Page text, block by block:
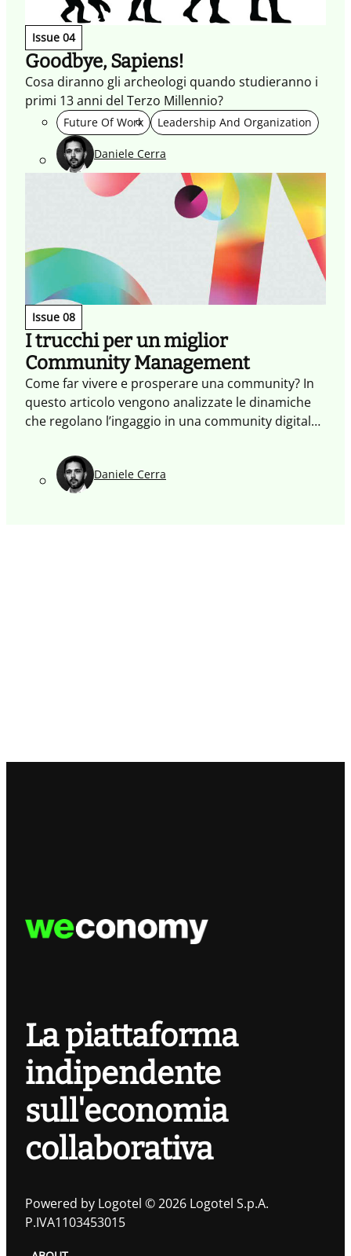
Issue 04
Goodbye, Sapiens!
Cosa diranno gli archeologi quando studieranno i
primi 13 anni del Terzo Millennio?
Future Of Work Leadership And Organization
Daniele Cerra
Issue 08
I trucchi per un miglior
Community Management
Come far vivere e prosperare una community? In
questo articolo vengono analizzate le dinamiche
che regolano l’ingaggio in una community digitale
dal nostro quaderno #8 sul Ne(x)twork!
Daniele Cerra
La piattaforma
indipendente
sull'economia
collaborativa
Powered by Logotel © 2026 Logotel S.p.A.
P.IVA1103453015